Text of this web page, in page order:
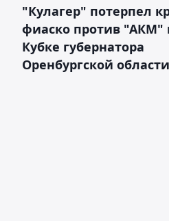
"Кулагер" потерпел
фиаско против "АКМ"
Кубке губернатора
Оренбургской области